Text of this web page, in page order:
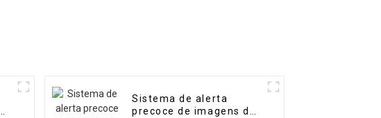
Sistema de alerta
precoce de imagens de